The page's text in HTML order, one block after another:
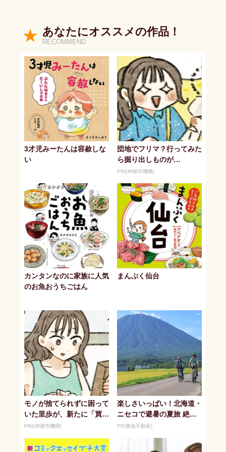
あなたにオススメの作品！
RECOMMEND
3才児みーたんは容赦しな
い
団地でフリマ？行ってみた
ら掘り出しものが…
PR(UR都市機構)
カンタンなのに家族に人気
のお魚おうちごはん
まんぷく仙台
モノが捨てられずに困って
いた里歩が、新たに「買っ
たもの」は？
PR(UR都市機構)
楽しさいっぱい！北海道・
ニセコで避暑の夏旅 絶景
とアクティビティが揃う
PR(東急不動産)